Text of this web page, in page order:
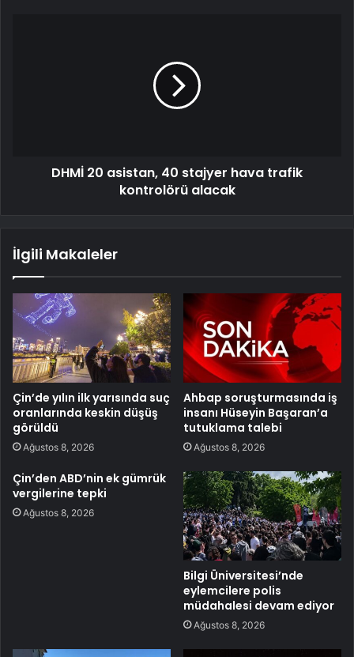
DHMİ 20 asistan, 40 stajyer hava trafik
kontrolörü alacak
İlgili Makaleler
Çin’de yılın ilk yarısında suç
oranlarında keskin düşüş
görüldü
Ağustos 8, 2026
Ahbap soruşturmasında iş
insanı Hüseyin Başaran’a
tutuklama talebi
Ağustos 8, 2026
Çin’den ABD’nin ek gümrük
vergilerine tepki
Ağustos 8, 2026
Bilgi Üniversitesi’nde
eylemcilere polis
müdahalesi devam ediyor
Ağustos 8, 2026